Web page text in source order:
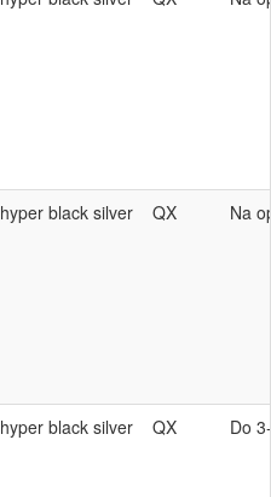
hyper black silver QX Na
hyper black silver QX Do